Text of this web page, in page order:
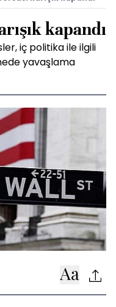
kapandı
iç politika ile ilgili
yavaşlama